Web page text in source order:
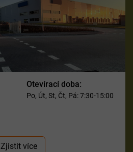
Otevírací doba:
Po, Út, St, Čt, Pá: 7:30-15:00
Zjistit více